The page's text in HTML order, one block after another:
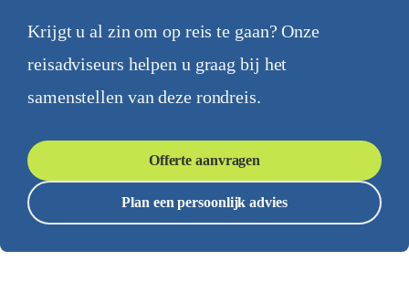
Krijgt u al zin om op reis te gaan? Onze
reisadviseurs helpen u graag bij het
samenstellen van deze rondreis.
Offerte aanvragen
Plan een persoonlijk advies